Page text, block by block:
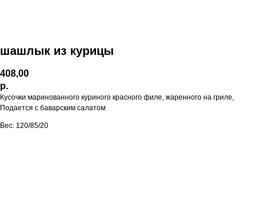
шашлык из курицы
408,00
р.
Кусочки маринованного куриного красного филе, жаренного на гриле,
Подается с баварским салатом
Вес: 120/85/20